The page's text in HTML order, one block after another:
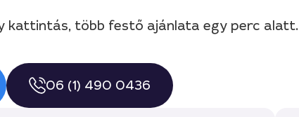
kattintás, több festő ajánlata egy perc alatt.
06 (1) 490 0436